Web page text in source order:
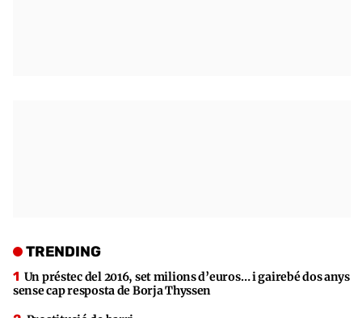
TRENDING
Un préstec del 2016, set milions d’euros… i gairebé dos anys
sense cap resposta de Borja Thyssen